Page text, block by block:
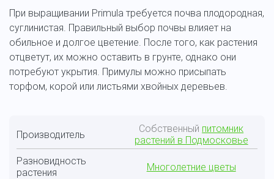
При выращивании Primula требуется почва плодородная,
суглинистая. Правильный выбор почвы влияет на
обильное и долгое цветение. После того, как растения
отцветут, их можно оставить в грунте, однако они
потребуют укрытия. Примулы можно присыпать
торфом, корой или листьями хвойных деревьев.
Производитель Собственный питомник
растений в Подмосковье
Разновидность
растения
Многолетние цветы